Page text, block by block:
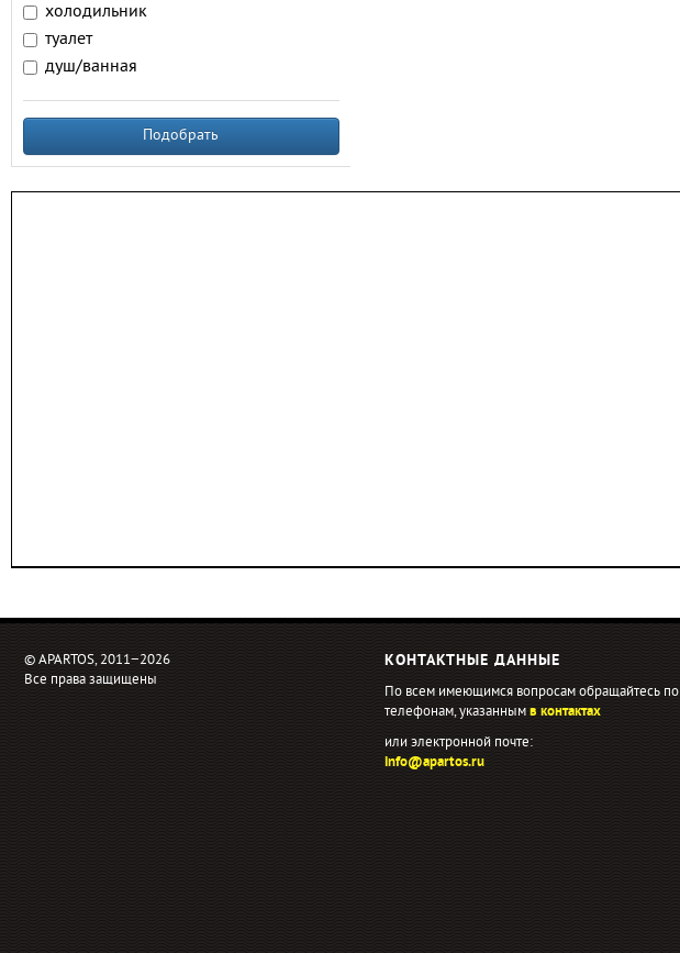
холодильник
туалет
душ/ванная
Подобрать
© APARTOS, 2011−2026
Все права защищены
КОНТАКТНЫЕ ДАННЫЕ
По всем имеющимся вопросам обращайтесь по
телефонам, указаннымв контактах
или электронной почте:
info@apartos.ru